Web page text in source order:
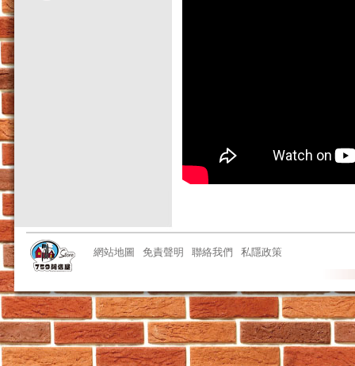
網站地圖 免責聲明 聯絡我們 私隱政策